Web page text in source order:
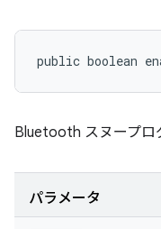
public boolean
Bluetooth スヌープロ
パラメータ